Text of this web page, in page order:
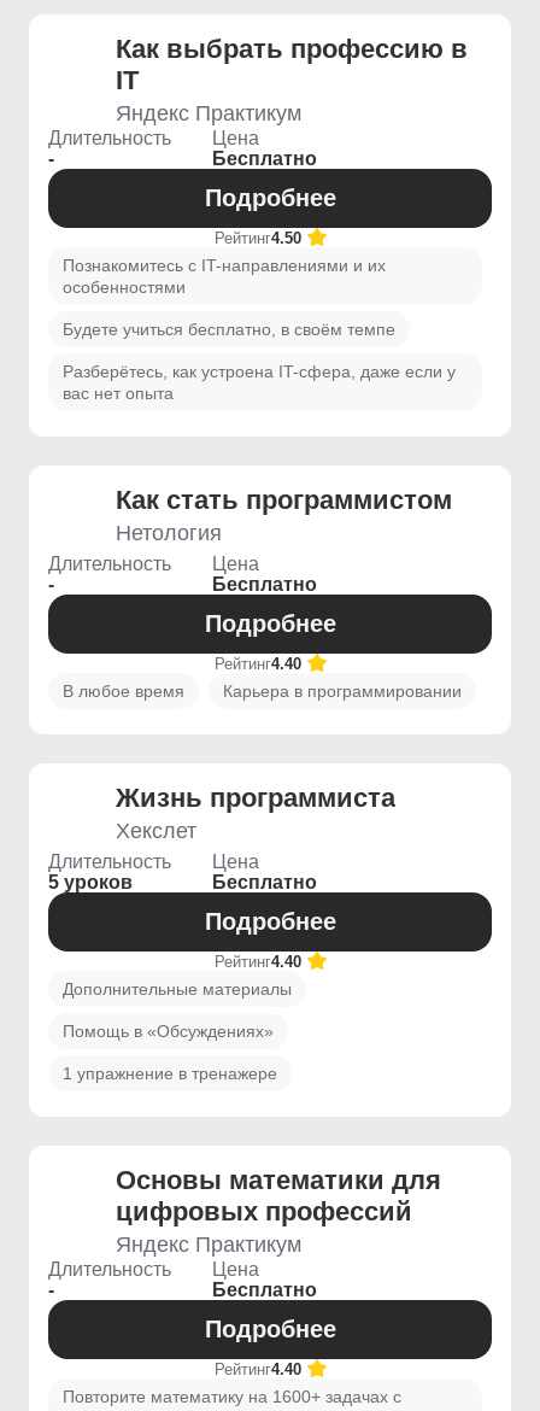
Как выбрать профессию в
IT
Яндекс Практикум
Длительность
-
Цена
Бесплатно
Подробнее
Рейтинг4.50
Познакомитесь с IT-направлениями и их
особенностями
Будете учиться бесплатно, в своём темпе
Разберётесь, как устроена IT-сфера, даже если у
вас нет опыта
Как стать программистом
Нетология
Длительность
-
Цена
Бесплатно
Подробнее
Рейтинг4.40
В любое время Карьера в программировании
Жизнь программиста
Хекслет
Длительность
5 уроков
Цена
Бесплатно
Подробнее
Рейтинг4.40
Дополнительные материалы
Помощь в «Обсуждениях»
1 упражнение в тренажере
Основы математики для
цифровых профессий
Яндекс Практикум
Длительность
-
Цена
Бесплатно
Подробнее
Рейтинг4.40
Повторите математику на 1600+ задачах с